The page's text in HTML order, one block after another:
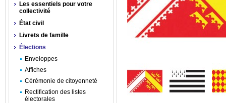
Les essentiels pour votre
collectivité
État civil
Livrets de famille
Élections
Enveloppes
Affiches
Cérémonie de citoyenneté
Rectification des listes
électorales